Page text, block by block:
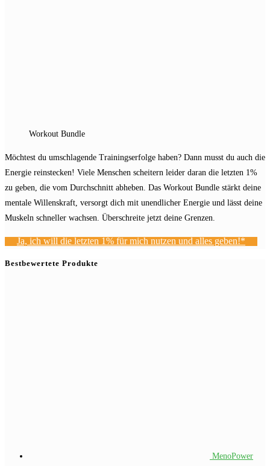
Workout Bundle
Möchtest du umschlagende Trainingserfolge haben? Dann musst du auch die
Energie reinstecken! Viele Menschen scheitern leider daran die letzten 1%
zu geben, die vom Durchschnitt abheben. Das Workout Bundle stärkt deine
mentale Willenskraft, versorgt dich mit unendlicher Energie und lässt deine
Muskeln schneller wachsen. Überschreite jetzt deine Grenzen.
Ja, ich will die letzten 1% für mich nutzen und alles geben!*
Bestbewertete Produkte
MenoPower